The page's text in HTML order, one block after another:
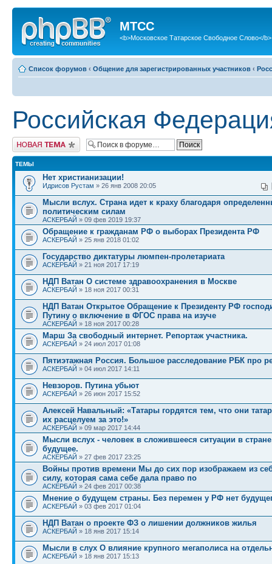
МТСС
<b>Московское Татарское Свободное Слово</b>
Список форумов ‹ Общение для зарегистрированных участников ‹
Российская
Новая тема
ТЕМЫ
Нет христианизации!
Идрисов Рустам » 26 янв 2008 20:05
Мысли вслух. Страна идет к краху благодаря
политическим силам
АСКЕРБАЙ » 09 фев 2019 19:37
Обращение к гражданам РФ о выборах Президента РФ
АСКЕРБАЙ » 25 янв 2018 01:02
Государство диктатуры люмпен-пролетариата
АСКЕРБАЙ » 21 ноя 2017 17:19
НДП Ватан О системе здравоохранения в Москве
АСКЕРБАЙ » 18 ноя 2017 00:31
НДП Ватан Открытое Обращение к Президенту РФ
Путину о включение в ФГОС права на изуче
АСКЕРБАЙ » 18 ноя 2017 00:28
Марш За свободный интернет. Репортаж участника.
АСКЕРБАЙ » 24 июл 2017 01:08
Пятиэтажная Россия. Большое расследование РБК про
АСКЕРБАЙ » 04 июл 2017 14:11
Невзоров. Путина убьют
АСКЕРБАЙ » 26 июн 2017 15:52
Алексей Навальный: «Татары гордятся тем, что они
их расцелуем за это!»
АСКЕРБАЙ » 09 мар 2017 14:44
Мысли вслух - человек в сложившееся ситуации в
будущее.
АСКЕРБАЙ » 27 фев 2017 23:25
Войны против времени Мы до сих пор изображаем из
силу, которая сама себе дала право по
АСКЕРБАЙ » 24 фев 2017 00:38
Мнение о будущем страны. Без перемен у РФ нет
АСКЕРБАЙ » 03 фев 2017 01:04
НДП Ватан о проекте ФЗ о лишении должников жилья
АСКЕРБАЙ » 18 янв 2017 15:14
Мысли в слух О влияние крупного мегаполиса на
АСКЕРБАЙ » 18 янв 2017 15:13